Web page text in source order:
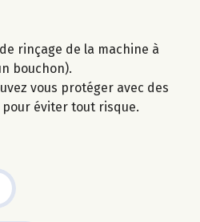
rinçage de la machine à
bouchon).
vous protéger avec des
éviter tout risque.